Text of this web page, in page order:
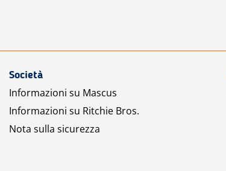
Società
Informazioni su Mascus
Informazioni su Ritchie Bros.
Nota sulla sicurezza